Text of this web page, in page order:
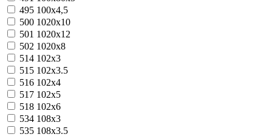
495 100х4,5
500 1020x10
501 1020x12
502 1020x8
514 102х3
515 102х3.5
516 102х4
517 102х5
518 102х6
534 108х3
535 108х3.5